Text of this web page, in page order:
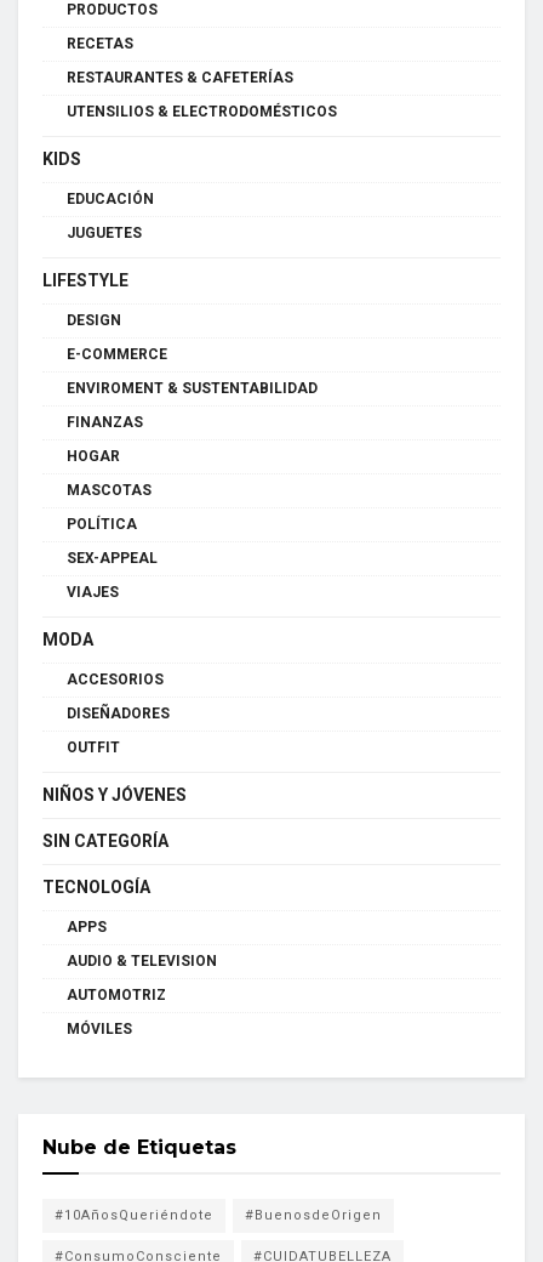
PRODUCTOS
RECETAS
RESTAURANTES & CAFETERÍAS
UTENSILIOS & ELECTRODOMÉSTICOS
KIDS
EDUCACIÓN
JUGUETES
LIFESTYLE
DESIGN
E-COMMERCE
ENVIROMENT & SUSTENTABILIDAD
FINANZAS
HOGAR
MASCOTAS
POLÍTICA
SEX-APPEAL
VIAJES
MODA
ACCESORIOS
DISEÑADORES
OUTFIT
NIÑOS Y JÓVENES
SIN CATEGORÍA
TECNOLOGÍA
APPS
AUDIO & TELEVISION
AUTOMOTRIZ
MÓVILES
Nube de Etiquetas
#10AñosQueriéndote #BuenosdeOrigen
#ConsumoConsciente #CUIDATUBELLEZA